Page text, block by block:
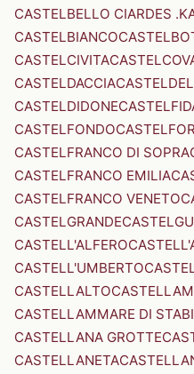
CASTELBELLO CIARDES
CASTELBIANCO
CASTELCIVITA
CASTELDACCIA
CASTELDIDONE
CASTELFONDO
CASTELFRANCO DI SOPRA
CASTELFRANCO EMILIA
CASTELFRANCO VENETO
CASTELGRANDE
CASTELL'ALFERO
CASTELL'UMBERTO
CASTELLALTO
CASTELLAMMARE DI
CASTELLANA GROTTE
CASTELLANETA